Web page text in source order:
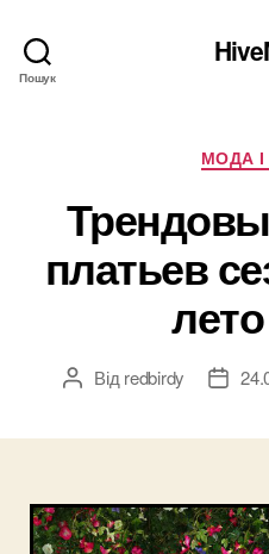
Пошук
МОДА
платьев
Автор
Від redbirdy
Дата